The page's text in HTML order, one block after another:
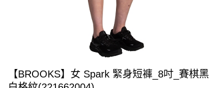
【BROOKS】女 Spark 緊身短褲_8吋_賽棋黑